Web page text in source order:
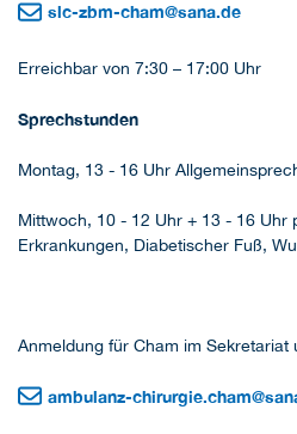
slc-zbm-cham@sana.de
Erreichbar von 7:30 – 17:00 Uhr
Sprechstunden
Montag, 13 - 16 Uhr
Mittwoch, 10 - 12 Uhr + 13 - 16 Uhr
Erkrankungen, Diabetischer Fuß,
Anmeldung für Cham im Sekretariat
ambulanz-chirurgie.cham@